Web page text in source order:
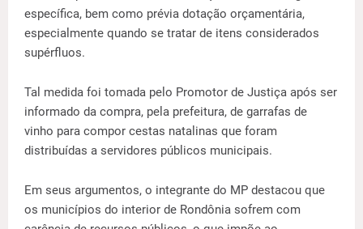
específica, bem como prévia dotação orçamentária,
especialmente quando se tratar de itens considerados
supérfluos.
Tal medida foi tomada pelo Promotor de Justiça após ser
informado da compra, pela prefeitura, de garrafas de
vinho para compor cestas natalinas que foram
distribuídas a servidores públicos municipais.
Em seus argumentos, o integrante do MP destacou que
os municípios do interior de Rondônia sofrem com